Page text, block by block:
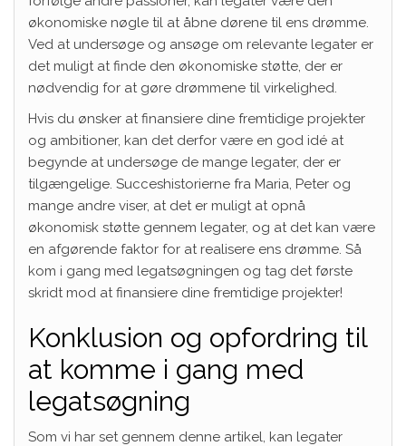
økonomiske nøgle til at åbne dørene til ens drømme.
Ved at undersøge og ansøge om relevante legater er
det muligt at finde den økonomiske støtte, der er
nødvendig for at gøre drømmene til virkelighed.
Hvis du ønsker at finansiere dine fremtidige projekter
og ambitioner, kan det derfor være en god idé at
begynde at undersøge de mange legater, der er
tilgængelige. Succeshistorierne fra Maria, Peter og
mange andre viser, at det er muligt at opnå
økonomisk støtte gennem legater, og at det kan være
en afgørende faktor for at realisere ens drømme. Så
kom i gang med legatsøgningen og tag det første
skridt mod at finansiere dine fremtidige projekter!
Konklusion og opfordring til
at komme i gang med
legatsøgning
Som vi har set gennem denne artikel, kan legater